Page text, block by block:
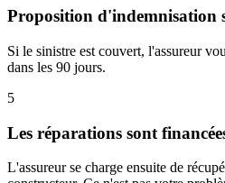
Proposition d'indemnisation
Si le sinistre est couvert, l'assureur
dans les 90 jours.
5
Les réparations sont
L'assureur se charge ensuite de